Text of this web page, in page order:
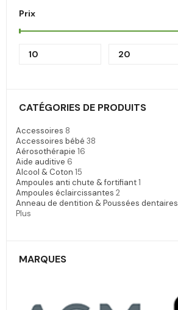
Prix
CATÉGORIES DE PRODUITS
Accessoires 8
Accessoires bébé 38
Aérosothérapie 16
Aide auditive 6
Alcool & Coton 15
Ampoules anti chute & fortifiant1
Ampoules éclaircissantes 2
Anneau de dentition & Poussées dentaires
Plus
MARQUES